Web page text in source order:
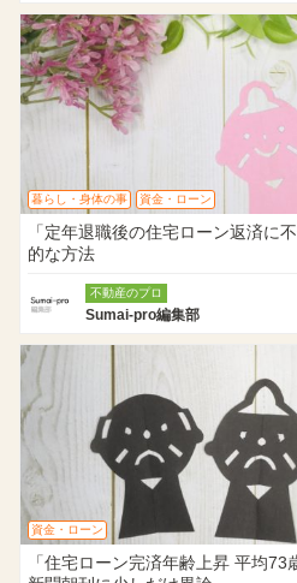
暮らし・身体の事 資金・ローン
「定年退職後の住宅ローン返済に
的な方法
不動産のプロ
Sumai-pro編集部
資金・ローン
「住宅ローン完済年齢上昇 平均